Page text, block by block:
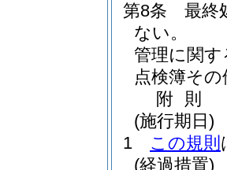
第8条
最終
ない。
管理に関す
点検簿そ
附 則
(施行期日)
1
この規則
(経過措置)